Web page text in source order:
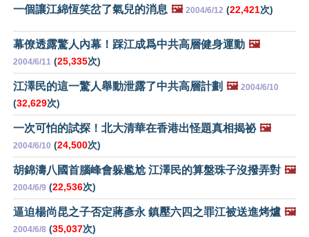
一個讓江綿恆笑岔了氣兒的消息 🖼️ 2004/6/12 (22,421次)
幕僚透露驚人內幕！踩江成爲中共高層健身運動 🖼️
2004/6/11 (25,335次)
江澤民的這一驚人舉動泄露了中共高層計劃 🖼️ 2004/6/10
(32,629次)
一次可怕的試探！北大清華在香港出怪題真相揭祕 🖼️
2004/6/10 (24,500次)
胡錦濤八國首腦峰會躲尷尬 江澤民的算盤珠子沒撥弄對 🖼️
2004/6/9 (22,536次)
逼迫楊尚昆之子否定蔣彥永 鎮壓六四之罪江被送進烤爐 🖼️
2004/6/8 (35,037次)